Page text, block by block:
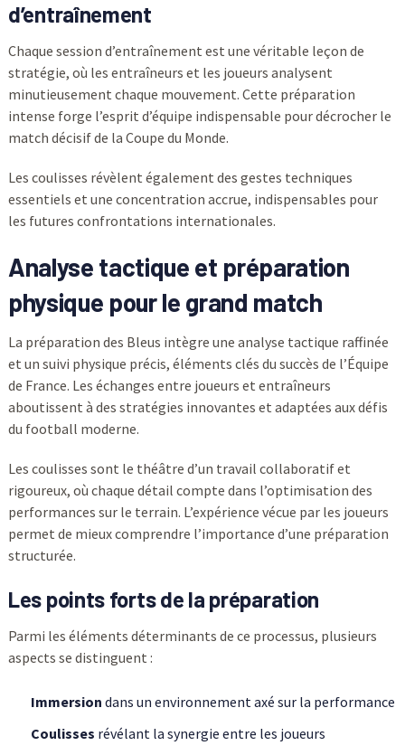
d’entraînement
Chaque session d’entraînement est une véritable leçon de
stratégie, où les entraîneurs et les joueurs analysent
minutieusement chaque mouvement. Cette préparation
intense forge l’esprit d’équipe indispensable pour décrocher le
match décisif de la Coupe du Monde.
Les coulisses révèlent également des gestes techniques
essentiels et une concentration accrue, indispensables pour
les futures confrontations internationales.
Analyse tactique et préparation
physique pour le grand match
La préparation des Bleus intègre une analyse tactique raffinée
et un suivi physique précis, éléments clés du succès de l’Équipe
de France. Les échanges entre joueurs et entraîneurs
aboutissent à des stratégies innovantes et adaptées aux défis
du football moderne.
Les coulisses sont le théâtre d’un travail collaboratif et
rigoureux, où chaque détail compte dans l’optimisation des
performances sur le terrain. L’expérience vécue par les joueurs
permet de mieux comprendre l’importance d’une préparation
structurée.
Les points forts de la préparation
Parmi les éléments déterminants de ce processus, plusieurs
aspects se distinguent :
Immersion dans un environnement axé sur la performance
Coulisses révélant la synergie entre les joueurs